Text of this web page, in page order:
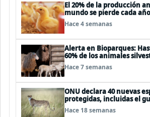
El 20% de la producción
mundo se pierde cada
enfermedades que se
evitar
Hace 4 semanas
Alerta en Bioparques:
60% de los animales
podría sufrir desnutrición
dietas mal formuladas
Hace 7 semanas
ONU declara 40 nuevas
protegidas, incluidas el
y el tiburón martillo
Hace 18 semanas